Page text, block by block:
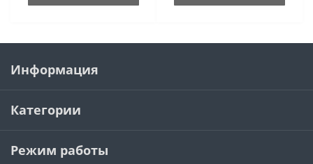
Информация
Категории
Режим работы